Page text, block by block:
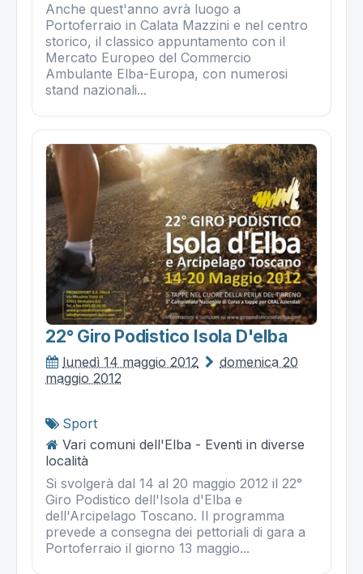
Anche quest'anno avrà luogo a
Portoferraio in Calata Mazzini e nel centro
storico, il classico appuntamento con il
Mercato Europeo del Commercio
Ambulante Elba-Europa, con numerosi
stand nazionali...
22° Giro Podistico Isola D'elba
lunedì 14 maggio 2012
domenica 20
maggio 2012
Sport
Vari comuni dell'Elba - Eventi in diverse
località
Si svolgerà dal 14 al 20 maggio 2012 il 22°
Giro Podistico dell'Isola d'Elba e
dell'Arcipelago Toscano. Il programma
prevede a consegna dei pettoriali di gara a
Portoferraio il giorno 13 maggio...